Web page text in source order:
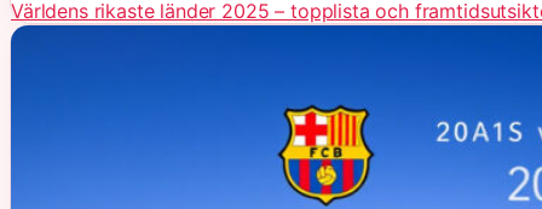
Världens rikaste länder 2025 – topplista och